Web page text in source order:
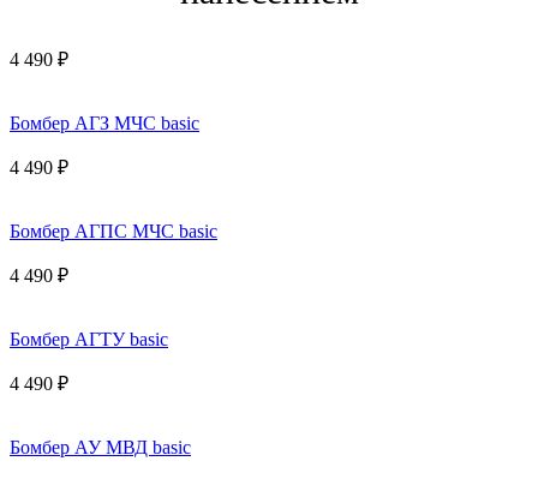
4 490 ₽
Бомбер АГЗ МЧС basic
4 490 ₽
Бомбер АГПС МЧС basic
4 490 ₽
Бомбер АГТУ basic
4 490 ₽
Бомбер АУ МВД basic